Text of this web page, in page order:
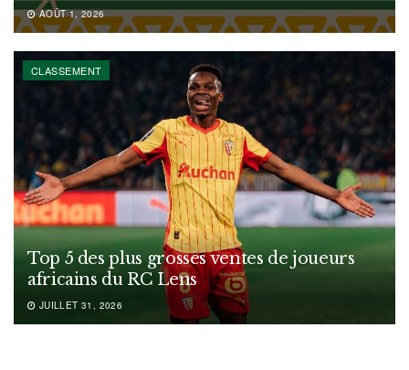
AOÛT 1, 2026
CLASSEMENT
Top 5 des plus grosses ventes de joueurs
africains du RC Lens
JUILLET 31, 2026